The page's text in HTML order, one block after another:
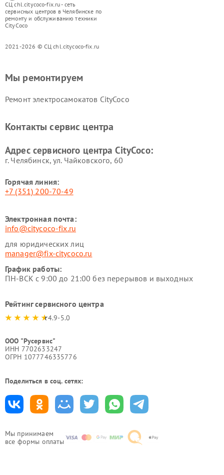
СЦ chl.citycoco-fix.ru - сеть
сервисных центров в Челябинске по
ремонту и обслуживанию техники
CityCoco
2021-2026 © СЦ chl.citycoco-fix.ru
Мы принимаем
все формы оплаты
Мы ремонтируем
Ремонт электросамокатов CityCoco
Контакты сервис центра
Адрес сервисного центра CityCoco:
г. Челябинск, ул. Чайковского, 60
Горячая линия:
+7 (351) 200-70-49
Электронная почта:
info@citycoco-fix.ru
для юридических лиц
manager@fix-citycoco.ru
График работы:
ПН-ВСК с 9:00 до 21:00 без перерывов и выходных
Рейтинг сервисного центра
4.9-5.0
ООО "Русервис"
ИНН 7702633247
ОГРН 1077746335776
Поделиться в соц. сетях: